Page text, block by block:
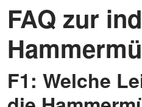
FAQ zur
F1: Welche